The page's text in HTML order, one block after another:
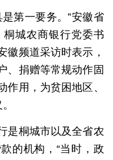
第一要务。”安徽省
城农商银行党委书
徽频道采访时表示，
、捐赠等常规动作固
作用，为贫困地区、
桐城市以及全省农
的机构，“当时，政